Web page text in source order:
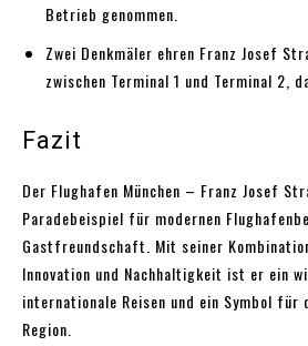
Betrieb genommen.
Zwei Denkmäler ehren Franz Josef
zwischen Terminal 1 und Terminal 2,
Fazit
Der Flughafen München – Franz Josef
Paradebeispiel für modernen
Gastfreundschaft. Mit seiner
Innovation und Nachhaltigkeit ist er ein
internationale Reisen und ein Symbol
Region.